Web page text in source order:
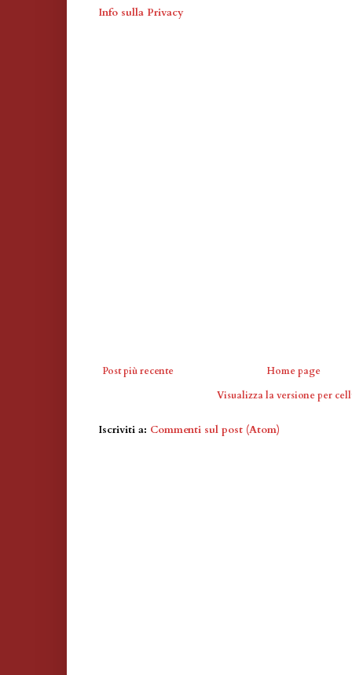
Info sulla Privacy
Post più recente
Home page
Visualizza la versione per
Iscriviti a: Commenti sul post (Atom)